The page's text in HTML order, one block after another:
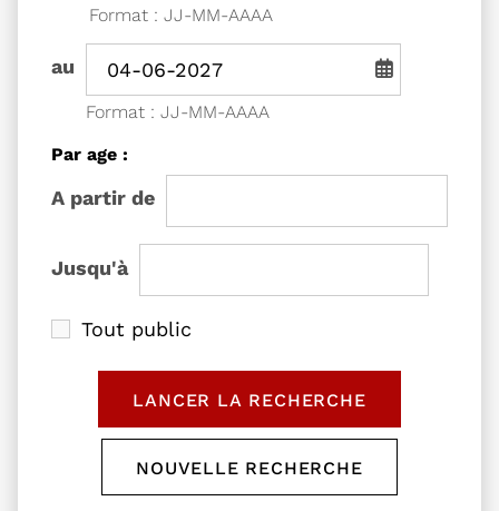
Format : JJ-MM-AAAA
au Période de recherche - Date de fin
Format : JJ-MM-AAAA
Filtrer les événements
Par age :
A partir del'âge de
Jusqu'àl'âge de
Tout public
LANCER LA RECHERCHE
DES ÉVÉNEMENTS
NOUVELLE RECHERCHE
RÉINITIALISER LE